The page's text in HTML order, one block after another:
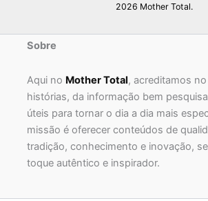
2026 Mother Total.
Sobre
Aqui no Mother Total, acreditamos
histórias, da informação bem
úteis para tornar o dia a dia mais
missão é oferecer conteúdos de
tradição, conhecimento e inovação,
toque autêntico e inspirador.